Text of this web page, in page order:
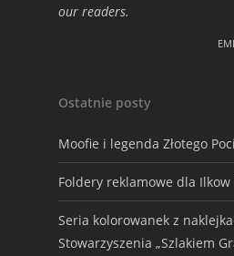
our readers.
Ostatnie posty
Moofie i legenda Złotego
Foldery reklamowe dla Ilkow
Seria kolorowanek z
Stowarzyszenia „Szlakiem